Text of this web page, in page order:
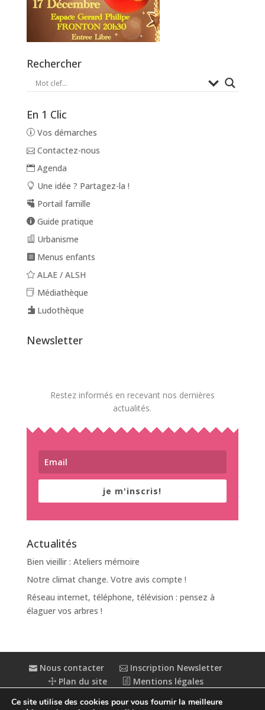
Rechercher
En 1 Clic
Vos démarches
Contactez-nous
Agenda
Une idée ? Partagez-la !
Portail famille
Guide pratique
Urbanisme
Menus enfants
ALAE / ALSH
Médiathèque
Ludothèque
Newsletter
Restez informés en recevant nos dernières
actualités.
je m'inscris!
Actualités
Bien vieillir : Ateliers mémoire
Notre climat change. Votre avis compte !
Réseau internet, téléphone, télévision : pensez à
élaguer vos arbres !
Nous contacter
Inscription Newsletter
Plan du site
Mentions légales
Ce site utilise des cookies pour vous fournir la meilleure